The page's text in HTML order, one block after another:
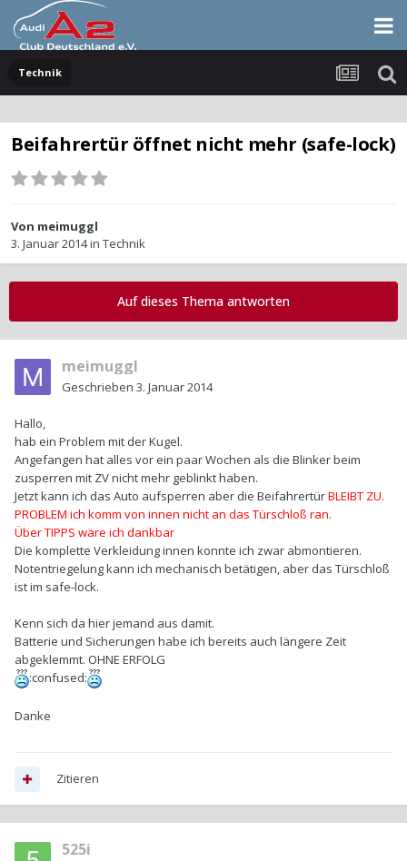
Technik
Beifahrertür öffnet nicht mehr (safe-lock)
Von meimuggl
3. Januar 2014in Technik
Auf dieses Thema antworten
meimuggl
Geschrieben 3. Januar 2014
Hallo,
hab ein Problem mit der Kugel.
Angefangen hat alles vor ein paar Wochen als die Blinker beim
zusperren mit ZV nicht mehr geblinkt haben.
Jetzt kann ich das Auto aufsperren aber die BeifahrertürBLEIBT ZU.
PROBLEM ich komm von innen nicht an das Türschloß ran.
Über TIPPS wäre ich dankbar
Die komplette Verkleidung innen konnte ich zwar abmontieren.
Notentriegelung kann ich mechanisch betätigen, aber das Türschloß
ist im safe-lock.
Kenn sich da hier jemand aus damit.
Batterie und Sicherungen habe ich bereits auch längere Zeit
abgeklemmt. OHNE ERFOLG
:confused:
Danke
Zitieren
525i